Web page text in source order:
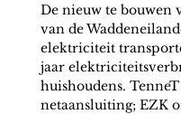
De nieuw te bouwen
van de
elektriciteit
jaar
huishoudens.
netaansluiting; EZK